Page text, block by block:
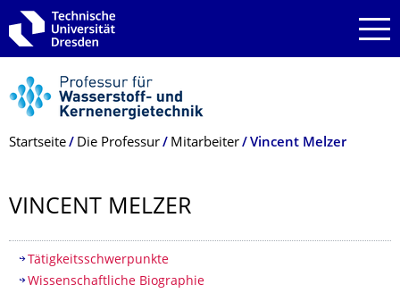
Zur Hauptnavigation springen
Zur Suche springen
Zum Inhalt springen
Breadcrumb-Menü
Startseite Die Professur Mitarbeiter Vincent Melzer
VINCENT MELZER
Inhaltsverzeichnis
Tätigkeitsschwerpunkte
Wissenschaftliche Biographie